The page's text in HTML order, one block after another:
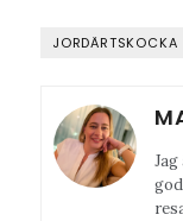
JORDÄRTSKOCKA